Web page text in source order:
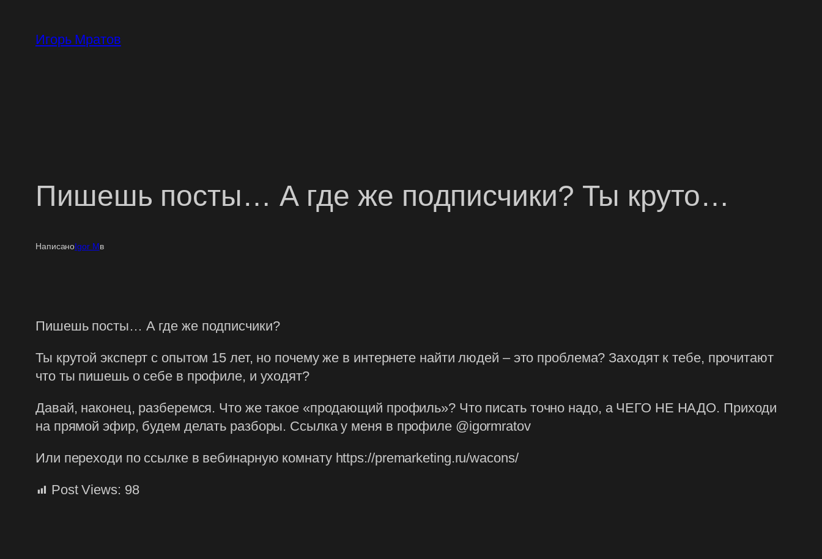
содержимому
Игорь Мратов
Пишешь посты… А где же подписчики? Ты круто…
НаписаноIgor Mв
Пишешь посты… А где же подписчики?
Ты крутой эксперт с опытом 15 лет, но почему же в интернете найти людей – это проблема? Заходят к тебе, прочитают
что ты пишешь о себе в профиле, и уходят?
Давай, наконец, разберемся. Что же такое «продающий профиль»? Что писать точно надо, а ЧЕГО НЕ НАДО. Приходи
на прямой эфир, будем делать разборы. Ссылка у меня в профиле @igormratov
Или переходи по ссылке в вебинарную комнату https://premarketing.ru/wacons/
Post Views: 98